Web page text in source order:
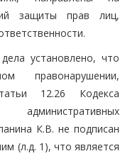
защиты прав лиц,
установлено, что
правонарушении,
12.26 Кодекса
К.В. не подписан
(л.д. 1), что является